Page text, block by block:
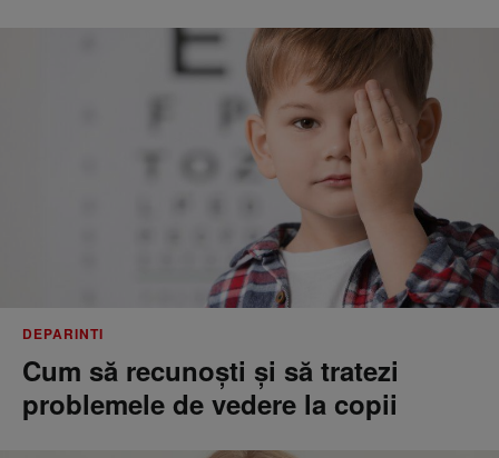
DEPARINTI
Cum să recunoști și să tratezi
problemele de vedere la copii